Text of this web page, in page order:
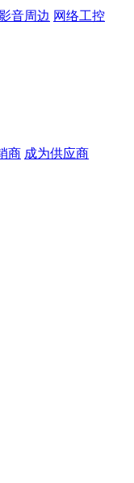
音周边 网络工控
商 成为供应商